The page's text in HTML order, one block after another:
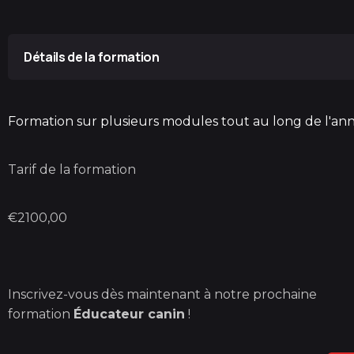
Détails de la formation
afin de permettre à nos apprenants de se
Nous assurons un suivi et un
Il est possible que l’élève soit sollicité certains
prise en compte durant la formation éducateur
passer son ACACED).
Formation sur plusieurs modules tout au long de
Tarif de la formation
€2100,00
Inscrivez-vous dès maintenant à notre prochaine
formation Éducateur canin !